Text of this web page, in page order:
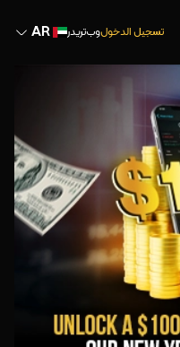
تسجيل الدخولوب‌تریدر